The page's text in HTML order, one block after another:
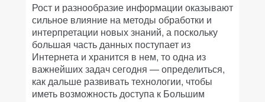
Рост и разнообразие информации оказывают
сильное влияние на методы обработки и
интерпретации новых знаний, а поскольку
большая часть данных поступает из
Интернета и хранится в нем, то одна из
важнейших задач сегодня — определиться,
как дальше развивать технологии, чтобы
иметь возможность доступа к Большим